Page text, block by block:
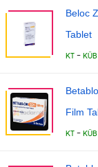
Beloc
Tablet
KT - KÜB
Film
KT - KÜB